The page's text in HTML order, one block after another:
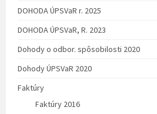
DOHODA ÚPSVaR r. 2025
DOHODA ÚPSVaR, R. 2023
Dohody o odbor. spôsobilosti 2020
Dohody ÚPSVaR 2020
Faktúry
Faktúry 2016